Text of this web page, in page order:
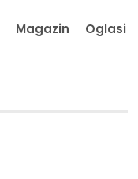
Magazin Oglasi